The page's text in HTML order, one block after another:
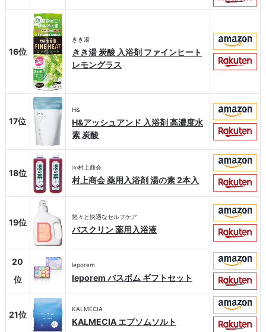
16位
きき湯
きき湯 炭酸 入浴剤 ファインヒート
レモングラス
17位
H&
H&アッシュアンド 入浴剤 高濃度水
素 炭酸
18位
㈲村上商会
村上商会 薬用入浴剤 湯の素 2本入
19位
悠々と快適なセルフケア
バスクリン 薬用入浴液
20
位
leporem
leporem バスボム ギフトセット
21位
KALMECIA
KALMECIA エプソムソルト